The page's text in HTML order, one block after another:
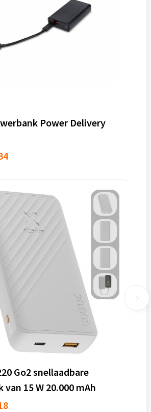
Power Delivery
Go2 snellaadbare
van 15 W 20.000 mAh